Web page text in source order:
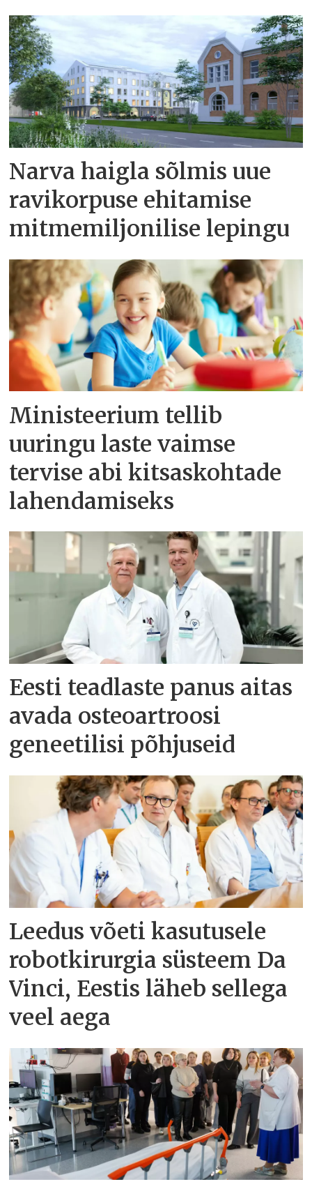
Narva haigla sõlmis uue
ravikorpuse ehitamise
mitmemiljonilise lepingu
Ministeerium tellib
uuringu laste vaimse
tervise abi kitsaskohtade
lahendamiseks
Eesti teadlaste panus aitas
avada osteoartroosi
geneetilisi põhjuseid
Leedus võeti kasutusele
robotkirurgia süsteem Da
Vinci, Eestis läheb sellega
veel aega